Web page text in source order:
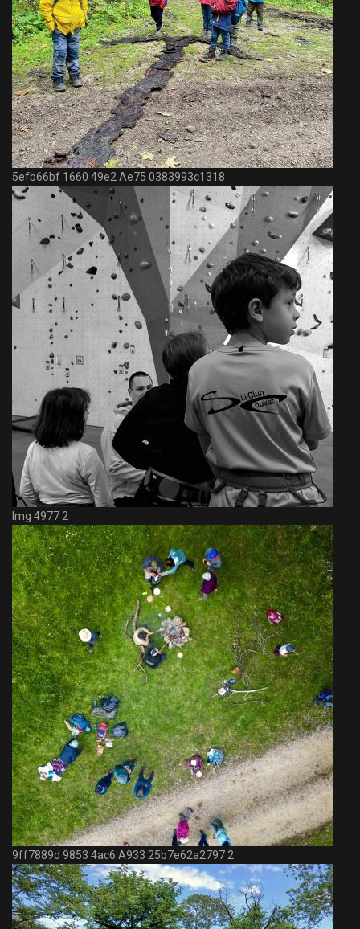
5efb66bf 1660 49e2 Ae75 0383993c1318
Img 4977 2
9ff7889d 9853 4ac6 A933 25b7e62a2797 2